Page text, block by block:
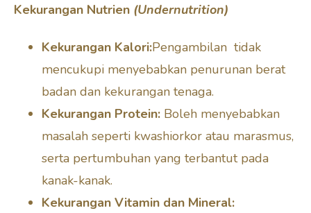
Kekurangan Nutrien (Undernutrition)
Kekurangan Kalori:Pengambilan tidak
mencukupi menyebabkan penurunan berat
badan dan kekurangan tenaga.
Kekurangan Protein: Boleh menyebabkan
masalah seperti kwashiorkor atau marasmus,
serta pertumbuhan yang terbantut pada
kanak-kanak.
Kekurangan Vitamin dan Mineral: